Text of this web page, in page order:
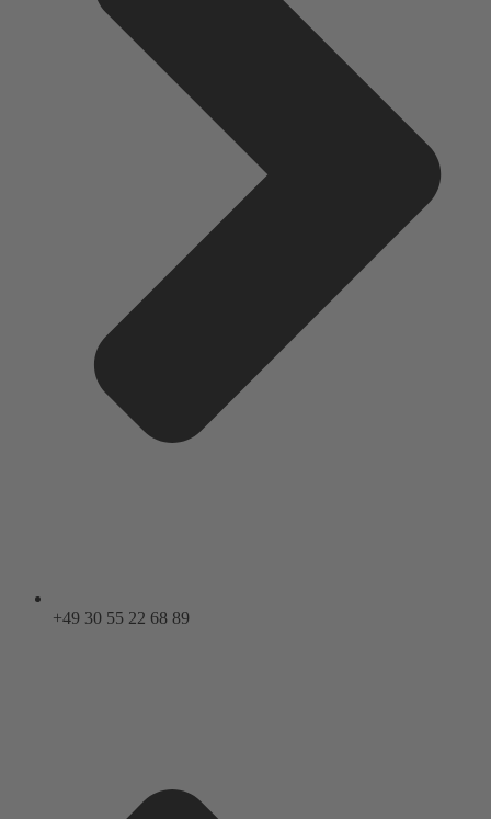
+49 30 55 22 68 89